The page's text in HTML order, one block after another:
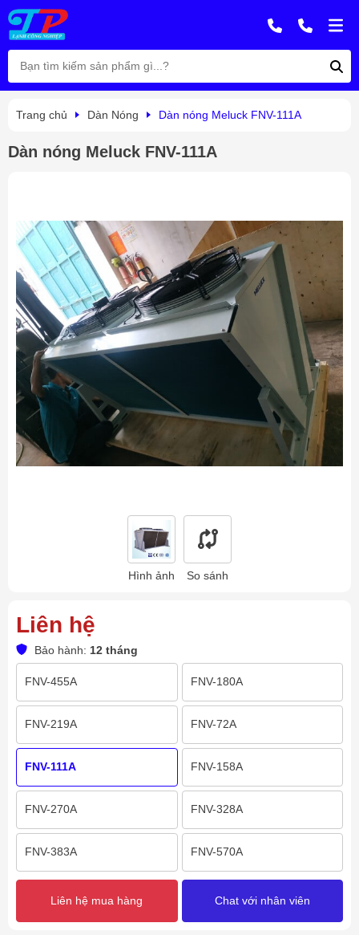
Trang chủ Dàn Nóng Dàn nóng Meluck FNV-111A
Dàn nóng Meluck FNV-111A
Hình ảnh So sánh
Liên hệ
Bảo hành: 12 tháng
FNV-455A FNV-180A
FNV-219A FNV-72A
FNV-111A FNV-158A
FNV-270A FNV-328A
FNV-383A FNV-570A
Liên hệ mua hàng Chat với nhân viên